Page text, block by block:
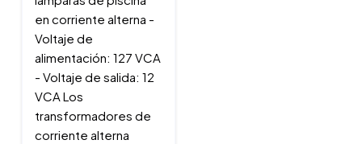
en corriente alterna -
Voltaje de
alimentación: 127 VCA
- Voltaje de salida: 12
VCA Los
transformadores de
corriente alterna